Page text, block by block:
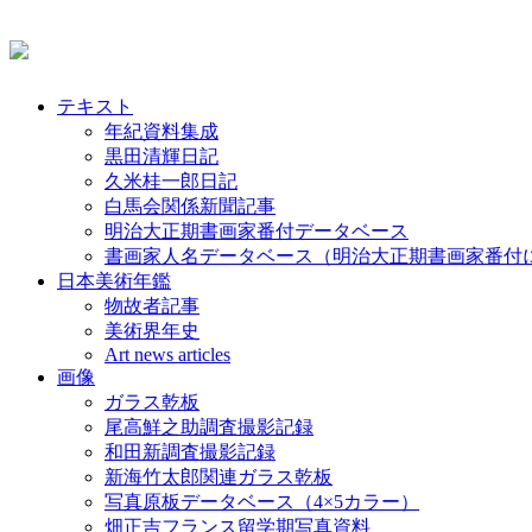
テキスト
年紀資料集成
黒田清輝日記
久米桂一郎日記
白馬会関係新聞記事
明治大正期書画家番付データベース
書画家人名データベース（明治大正期書画家番付
日本美術年鑑
物故者記事
美術界年史
Art news articles
画像
ガラス乾板
尾高鮮之助調査撮影記録
和田新調査撮影記録
新海竹太郎関連ガラス乾板
写真原板データベース（4×5カラー）
畑正吉フランス留学期写真資料